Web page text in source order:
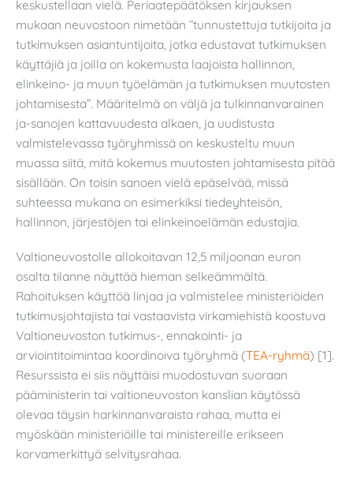
keskustellaan vielä. Periaatepäätöksen kirjauksen
mukaan neuvostoon nimetään ”tunnustettuja tutkijoita ja
tutkimuksen asiantuntijoita, jotka edustavat tutkimuksen
käyttäjiä ja joilla on kokemusta laajoista hallinnon,
elinkeino- ja muun työelämän ja tutkimuksen muutosten
johtamisesta”. Määritelmä on väljä ja tulkinnanvarainen
ja-sanojen kattavuudesta alkaen, ja uudistusta
valmistelevassa työryhmissä on keskusteltu muun
muassa siitä, mitä kokemus muutosten johtamisesta pitää
sisällään. On toisin sanoen vielä epäselvää, missä
suhteessa mukana on esimerkiksi tiedeyhteisön,
hallinnon, järjestöjen tai elinkeinoelämän edustajia.
Valtioneuvostolle allokoitavan 12,5 miljoonan euron
osalta tilanne näyttää hieman selkeämmältä.
Rahoituksen käyttöä linjaa ja valmistelee ministeriöiden
tutkimusjohtajista tai vastaavista virkamiehistä koostuva
Valtioneuvoston tutkimus-, ennakointi- ja
arviointitoimintaa koordinoiva työryhmä (TEA-ryhmä) [1].
Resurssista ei siis näyttäisi muodostuvan suoraan
pääministerin tai valtioneuvoston kanslian käytössä
olevaa täysin harkinnanvaraista rahaa, mutta ei
myöskään ministeriöille tai ministereille erikseen
korvamerkittyä selvitysrahaa.